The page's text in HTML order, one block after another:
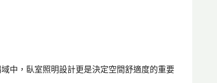
中，臥室照明設計更是決定空間舒適度的重要